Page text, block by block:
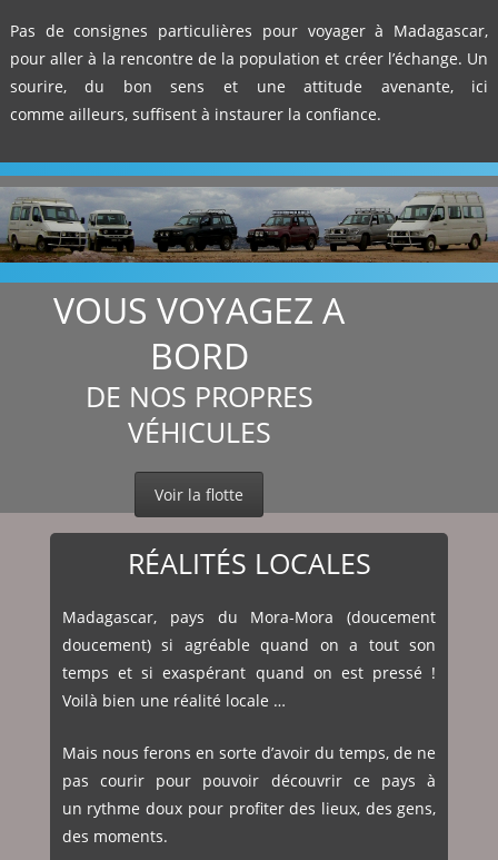
Pas de consignes particulières pour voyager à Madagascar,
pour aller à la rencontre de la population et créer l’échange. Un
sourire, du bon sens et une attitude avenante, ici
comme ailleurs, suffisent à instaurer la confiance.
VOUS VOYAGEZ A
BORD
DE NOS PROPRES
VÉHICULES
Voir la flotte
RÉALITÉS LOCALES
Madagascar, pays du Mora-Mora (doucement
doucement) si agréable quand on a tout son
temps et si exaspérant quand on est pressé !
Voilà bien une réalité locale …
Mais nous ferons en sorte d’avoir du temps, de ne
pas courir pour pouvoir découvrir ce pays à
un rythme doux pour profiter des lieux, des gens,
des moments.